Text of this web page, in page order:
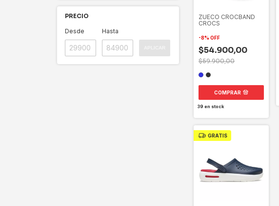
PRECIO
Desde Hasta
ZUECO CROCBAND
CROCS
-8% OFF
$54.900,00
$59.900,00
COMPRAR
39 en stock
GRATIS